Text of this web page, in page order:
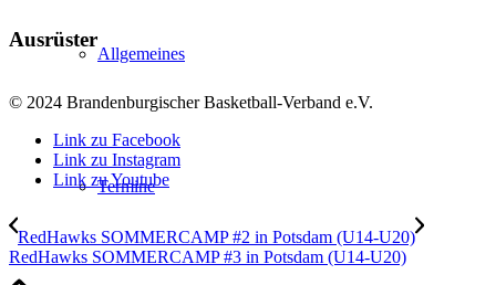
Allgemeines
Termine
Ausrüster
© 2024 Brandenburgischer Basketball-Verband e.V.
Link zu Facebook
Link zu Instagram
Link zu Youtube
RedHawks SOMMERCAMP #2 in Potsdam (U14-U20)
RedHawks SOMMERCAMP #3 in Potsdam (U14-U20)